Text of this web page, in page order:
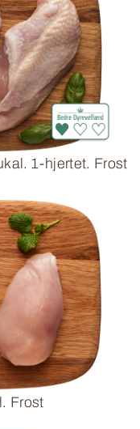
1-hjertet. Frost
Frost